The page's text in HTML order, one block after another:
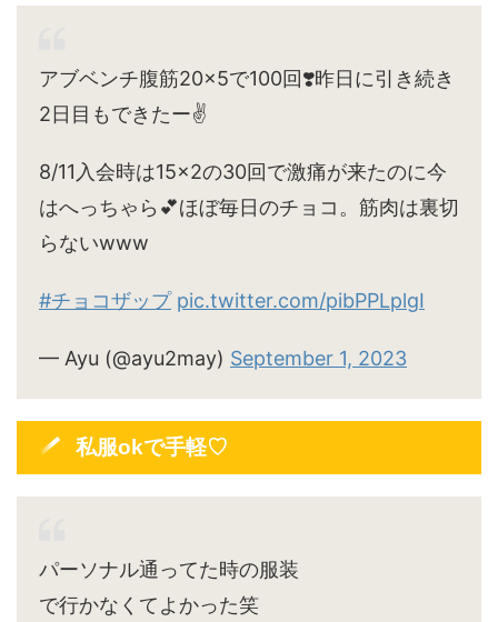
アブベンチ腹筋20×5で100回❣️昨日に引き続き
2日目もできたー✌️
8/11入会時は15×2の30回で激痛が来たのに今
はへっちゃら💕ほぼ毎日のチョコ。筋肉は裏切
らないwww
#チョコザップ pic.twitter.com/pibPPLplgI
— Ayu (@ayu2may) September 1, 2023
私服okで手軽♡
パーソナル通ってた時の服装
で行かなくてよかった笑